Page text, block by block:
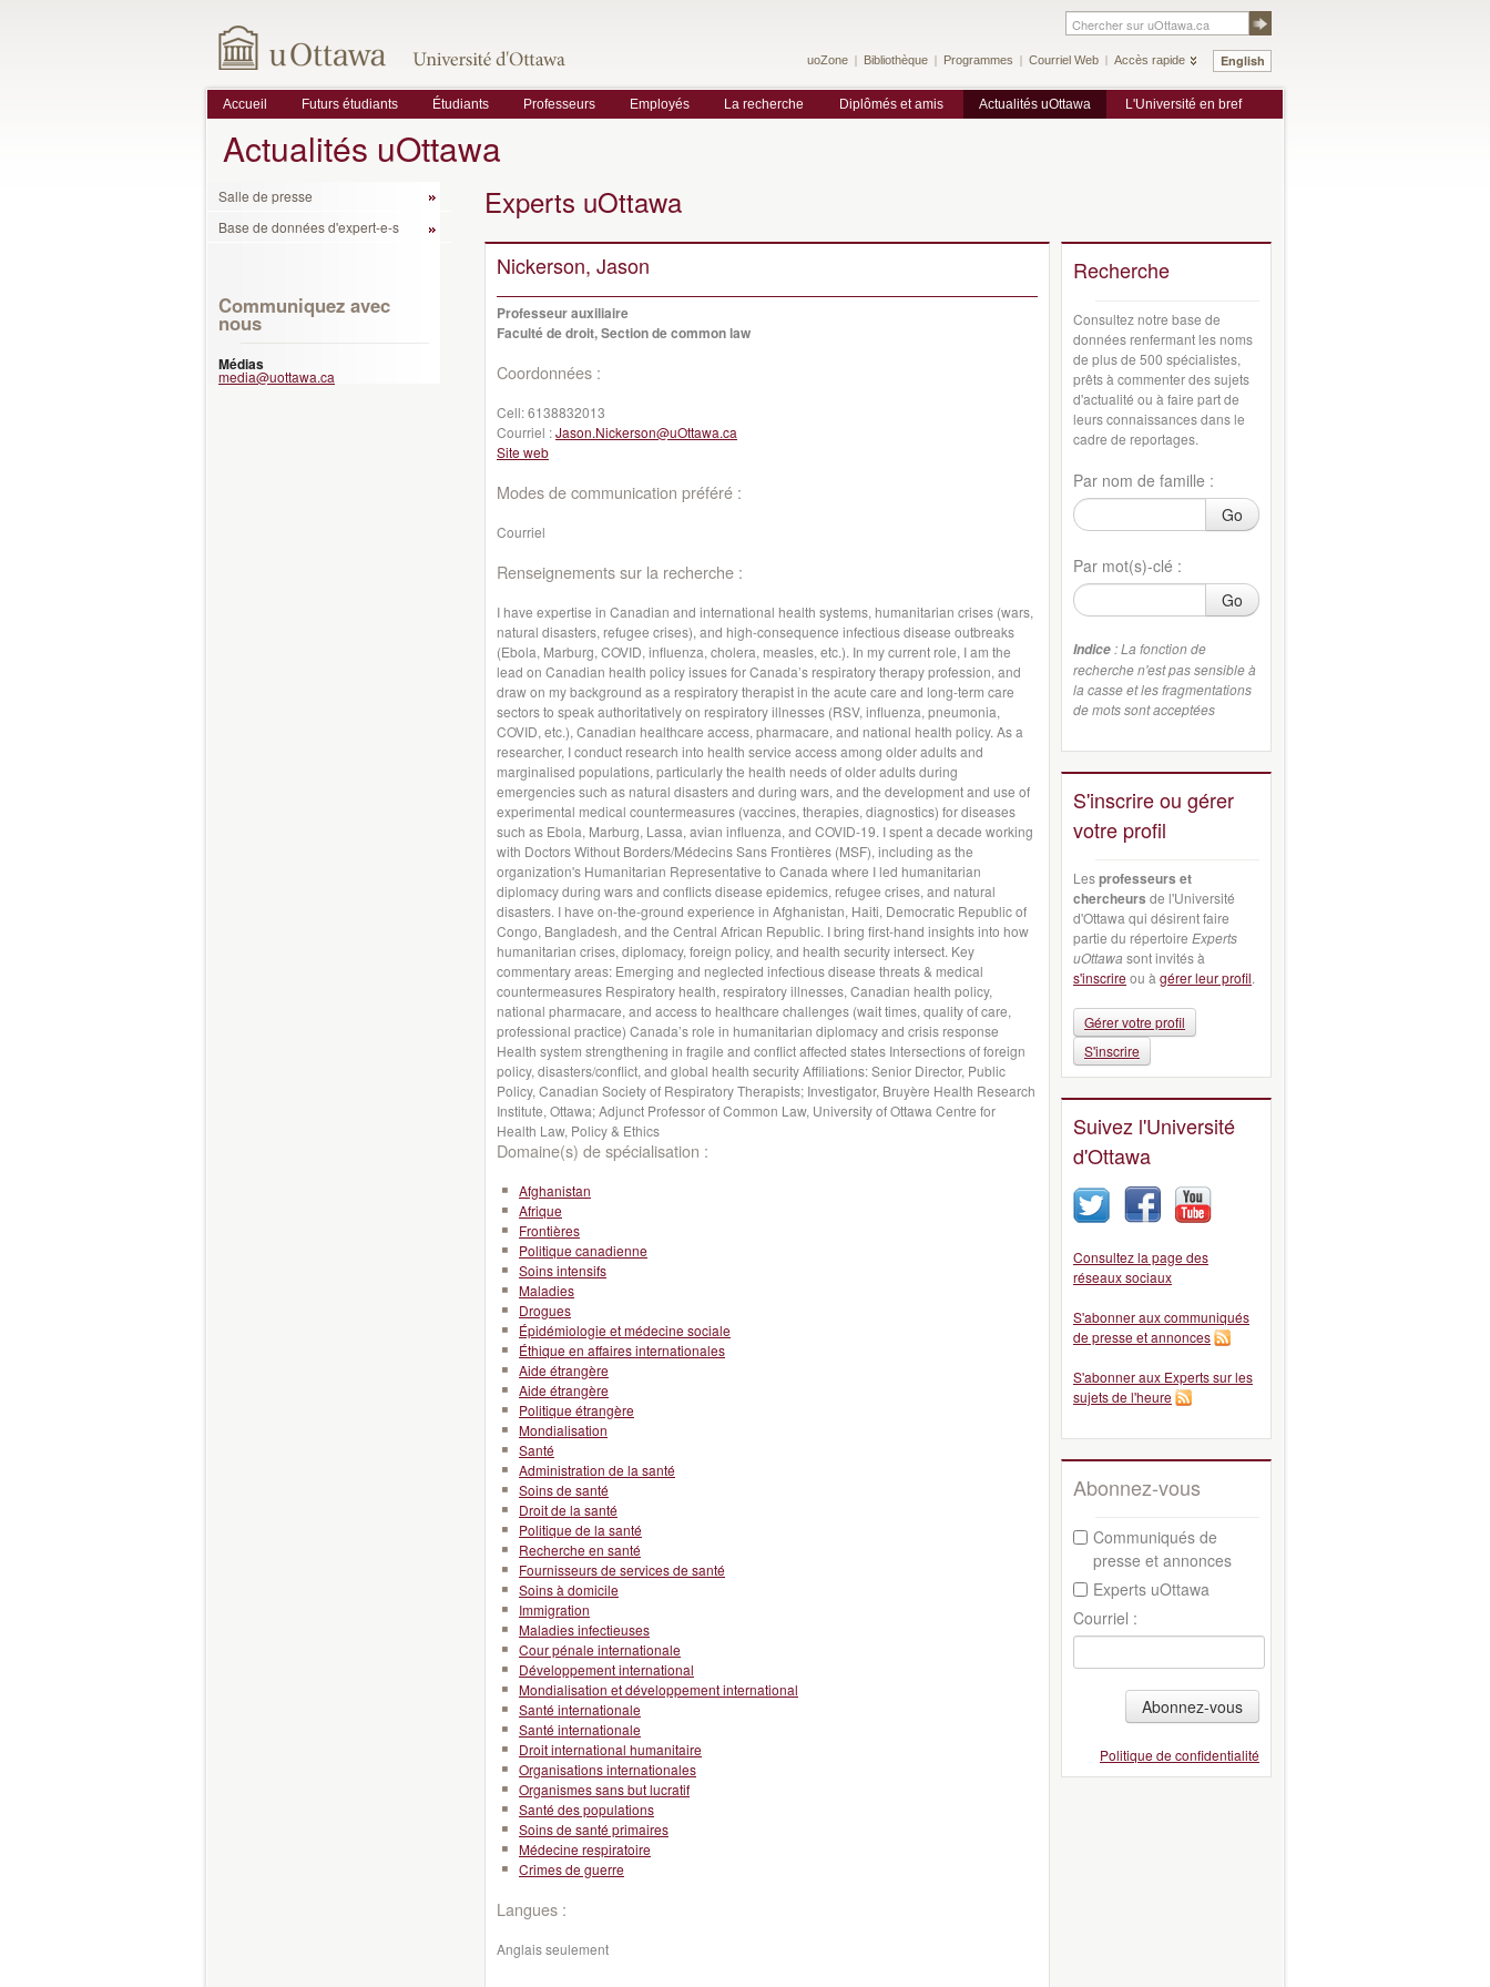
English
uoZone Bibliothèque Programmes Courriel Web Accès rapide
Accueil Futurs étudiants Étudiants Professeurs Employés La recherche Diplômés et amis Actualités uOttawa L'Université en bref
Actualités uOttawa
Salle de presse
Base de données d'expert-e-s
Communiquez avec
nous
Médias
media@uottawa.ca
Experts uOttawa
Nickerson, Jason
Professeur auxiliaire
Faculté de droit, Section de common law
Coordonnées :
Cell:6138832013
Courriel :Jason.Nickerson@uOttawa.ca
Site web
Modes de communication préféré :
Courriel
Renseignements sur la recherche :
I have expertise in Canadian and international health systems, humanitarian crises (wars,
natural disasters, refugee crises), and high-consequence infectious disease outbreaks
(Ebola, Marburg, COVID, influenza, cholera, measles, etc.). In my current role, I am the
lead on Canadian health policy issues for Canada’s respiratory therapy profession, and
draw on my background as a respiratory therapist in the acute care and long-term care
sectors to speak authoritatively on respiratory illnesses (RSV, influenza, pneumonia,
COVID, etc.), Canadian healthcare access, pharmacare, and national health policy. As a
researcher, I conduct research into health service access among older adults and
marginalised populations, particularly the health needs of older adults during
emergencies such as natural disasters and during wars, and the development and use of
experimental medical countermeasures (vaccines, therapies, diagnostics) for diseases
such as Ebola, Marburg, Lassa, avian influenza, and COVID-19. I spent a decade working
with Doctors Without Borders/Médecins Sans Frontières (MSF), including as the
organization's Humanitarian Representative to Canada where I led humanitarian
diplomacy during wars and conflicts disease epidemics, refugee crises, and natural
disasters. I have on-the-ground experience in Afghanistan, Haiti, Democratic Republic of
Congo, Bangladesh, and the Central African Republic. I bring first-hand insights into how
humanitarian crises, diplomacy, foreign policy, and health security intersect. Key
commentary areas: Emerging and neglected infectious disease threats & medical
countermeasures Respiratory health, respiratory illnesses, Canadian health policy,
national pharmacare, and access to healthcare challenges (wait times, quality of care,
professional practice) Canada’s role in humanitarian diplomacy and crisis response
Health system strengthening in fragile and conflict affected states Intersections of foreign
policy, disasters/conflict, and global health security Affiliations: Senior Director, Public
Policy, Canadian Society of Respiratory Therapists; Investigator, Bruyère Health Research
Institute, Ottawa; Adjunct Professor of Common Law, University of Ottawa Centre for
Health Law, Policy & Ethics
Domaine(s) de spécialisation :
Afghanistan
Afrique
Frontières
Politique canadienne
Soins intensifs
Maladies
Drogues
Épidémiologie et médecine sociale
Éthique en affaires internationales
Aide étrangère
Aide étrangère
Politique étrangère
Mondialisation
Santé
Administration de la santé
Soins de santé
Droit de la santé
Politique de la santé
Recherche en santé
Fournisseurs de services de santé
Soins à domicile
Immigration
Maladies infectieuses
Cour pénale internationale
Développement international
Mondialisation et développement international
Santé internationale
Santé internationale
Droit international humanitaire
Organisations internationales
Organismes sans but lucratif
Santé des populations
Soins de santé primaires
Médecine respiratoire
Crimes de guerre
Langues :
Anglais seulement
Recherche
Consultez notre base de
données renfermant les noms
de plus de 500 spécialistes,
prêts à commenter des sujets
d'actualité ou à faire part de
leurs connaissances dans le
cadre de reportages.
Par nom de famille :
Go
Par mot(s)-clé :
Go
Indice : La fonction de
recherche n'est pas sensible à
la casse et les fragmentations
de mots sont acceptées
S'inscrire ou gérer
votre profil
Lesprofesseurs et
chercheurs de l'Université
d'Ottawa qui désirent faire
partie du répertoire Experts
uOttawa sont invités à
s'inscrireou à gérer leur profil.
Gérer votre profil
S'inscrire
Suivez l'Université
d'Ottawa
Consultez la page des
réseaux sociaux
S'abonner aux communiqués
de presse et annonces
S'abonner aux Experts sur les
sujets de l'heure
Abonnez-vous
Communiqués de
presse et annonces
Experts uOttawa
Courriel :
Abonnez-vous
Politique de confidentialité